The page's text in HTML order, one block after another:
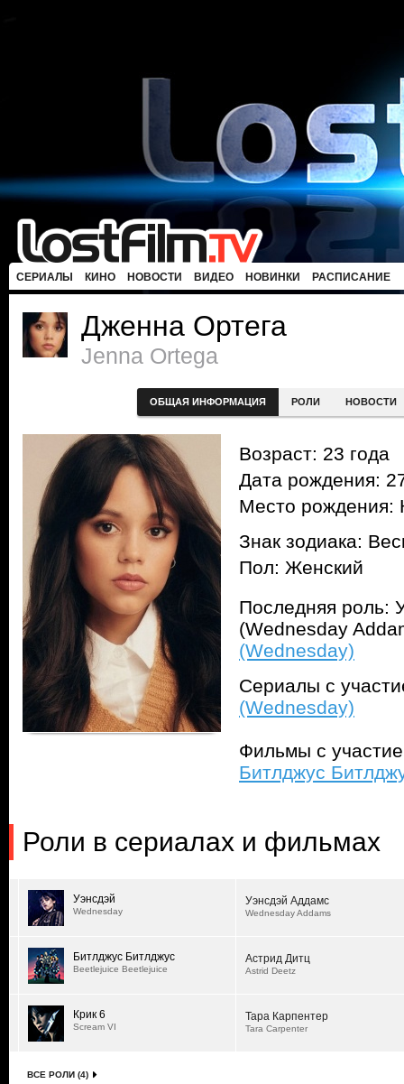
СЕРИАЛЫ КИНО НОВОСТИ ВИДЕО НОВИНКИ РАСПИСАНИЕ
Дженна Ортега
Jenna Ortega
ОБЩАЯ ИНФОРМАЦИЯ РОЛИ НОВОСТИ
Возраст: 23 года
Дата рождения:
Место
Знак зодиака:
Пол: Женский
Последняя роль:
(Wednesday
(Wednesday)
Сериалы с
(Wednesday)
Фильмы с
Битлджус
Роли в сериалах и фильмах
Уэнсдэй
Wednesday
Уэнсдэй Аддамс
Wednesday Addams
Битлджус Битлджус
Beetlejuice Beetlejuice
Астрид Дитц
Astrid Deetz
Крик 6
Scream VI
Тара Карпентер
Tara Carpenter
ВСЕ РОЛИ (4)